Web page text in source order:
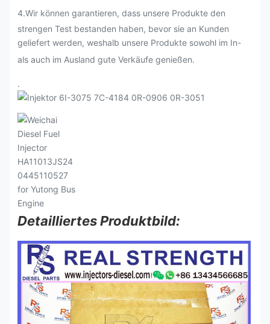
4.Wir können garantieren, dass unsere Produkte den
strengen Test bestanden haben, bevor sie an Kunden
geliefert werden, weshalb unsere Produkte sowohl im In-
als auch im Ausland gute Verkäufe genießen.
.
Detailliertes Produktbild: